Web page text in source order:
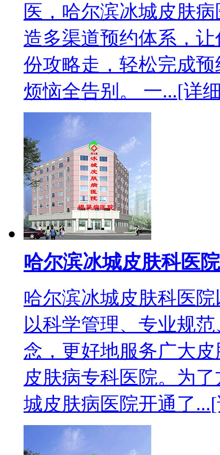
医，哈尔滨冰城皮肤
造多渠道预约体系，
份攻略走，轻松完成
烦恼全告别。 一...[详
哈尔滨冰城皮肤科医
哈尔滨冰城皮肤科医
以科学管理、专业规
念，更好地服务广大
皮肤病专科医院。为
城皮肤病医院开通了...